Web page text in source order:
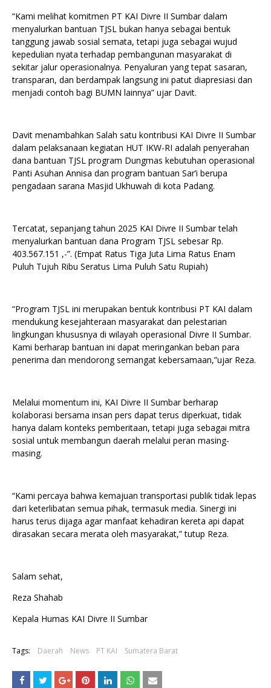
“Kami melihat komitmen PT KAI Divre II Sumbar dalam
menyalurkan bantuan TJSL bukan hanya sebagai bentuk
tanggung jawab sosial semata, tetapi juga sebagai wujud
kepedulian nyata terhadap pembangunan masyarakat di
sekitar jalur operasionalnya. Penyaluran yang tepat sasaran,
transparan, dan berdampak langsung ini patut diapresiasi dan
menjadi contoh bagi BUMN lainnya” ujar Davit.
Davit menambahkan Salah satu kontribusi KAI Divre II Sumbar
dalam pelaksanaan kegiatan HUT IKW-RI adalah penyerahan
dana bantuan TJSL program Dungmas kebutuhan operasional
Panti Asuhan Annisa dan program bantuan Sar’i berupa
pengadaan sarana Masjid Ukhuwah di kota Padang.
Tercatat, sepanjang tahun 2025 KAI Divre II Sumbar telah
menyalurkan bantuan dana Program TJSL sebesar Rp.
403.567.151 ,-”. (Empat Ratus Tiga Juta Lima Ratus Enam
Puluh Tujuh Ribu Seratus Lima Puluh Satu Rupiah)
“Program TJSL ini merupakan bentuk kontribusi PT KAI dalam
mendukung kesejahteraan masyarakat dan pelestarian
lingkungan khususnya di wilayah operasional Divre II Sumbar.
Kami berharap bantuan ini dapat meringankan beban para
penerima dan mendorong semangat kebersamaan,”ujar Reza.
Melalui momentum ini, KAI Divre II Sumbar berharap
kolaborasi bersama insan pers dapat terus diperkuat, tidak
hanya dalam konteks pemberitaan, tetapi juga sebagai mitra
sosial untuk membangun daerah melalui peran masing-
masing.
“Kami percaya bahwa kemajuan transportasi publik tidak lepas
dari keterlibatan semua pihak, termasuk media. Sinergi ini
harus terus dijaga agar manfaat kehadiran kereta api dapat
dirasakan secara merata oleh masyarakat,” tutup Reza.
Salam sehat,
Reza Shahab
Kepala Humas KAI Divre II Sumbar
Tags: Daerah News PT KAI Sumatera Barat